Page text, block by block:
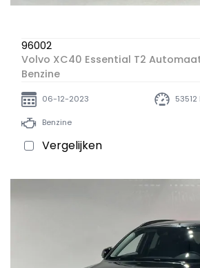
96002
Volvo XC40 Essential T2
Benzine
06-12-2023 53512
Benzine
Vergelijken